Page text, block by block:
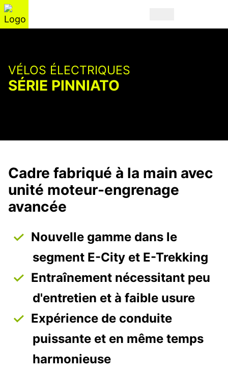
VÉLOS ÉLECTRIQUES
SÉRIE PINNIATO
Cadre fabriqué à la main avec
unité moteur-engrenage
avancée
Nouvelle gamme dans le
segment E-City et E-Trekking
Entraînement nécessitant peu
d'entretien et à faible usure
Expérience de conduite
puissante et en même temps
harmonieuse